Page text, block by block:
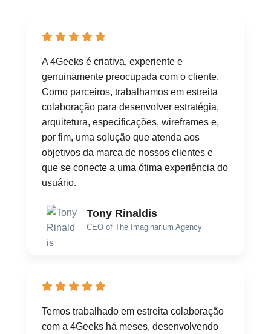
A 4Geeks é criativa, experiente e
genuinamente preocupada com o cliente.
Como parceiros, trabalhamos em estreita
colaboração para desenvolver estratégia,
arquitetura, especificações, wireframes e,
por fim, uma solução que atenda aos
objetivos da marca de nossos clientes e
que se conecte a uma ótima experiência do
usuário.
Tony Rinaldis
CEO of The Imaginarium Agency
Temos trabalhado em estreita colaboração
com a 4Geeks há meses, desenvolvendo